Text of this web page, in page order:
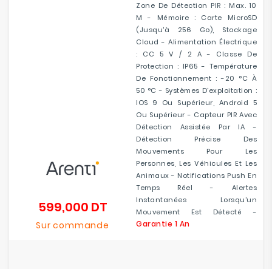
Zone De Détection PIR : Max. 10
M - Mémoire : Carte MicroSD
(jusqu'à 256 Go), Stockage
Cloud - Alimentation Électrique
: CC 5 V / 2 A - Classe De
Protection : IP65 - Température
De Fonctionnement : -20 °C À
50 °C - Systèmes D'exploitation :
IOS 9 Ou Supérieur, Android 5
Ou Supérieur - Capteur PIR Avec
Détection Assistée Par IA -
Détection Précise Des
Mouvements Pour Les
Personnes, Les Véhicules Et Les
Animaux - Notifications Push En
Temps Réel - Alertes
Instantanées Lorsqu'un
Mouvement Est Détecté -
Garantie 1 An
599,000 DTPrix
Sur commande